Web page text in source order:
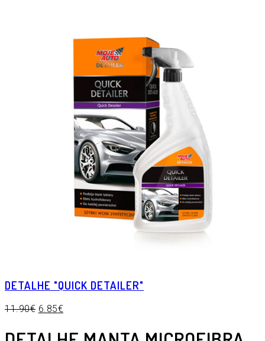
DETALHE "QUICK DETAILER"
11.90€ 6.85€